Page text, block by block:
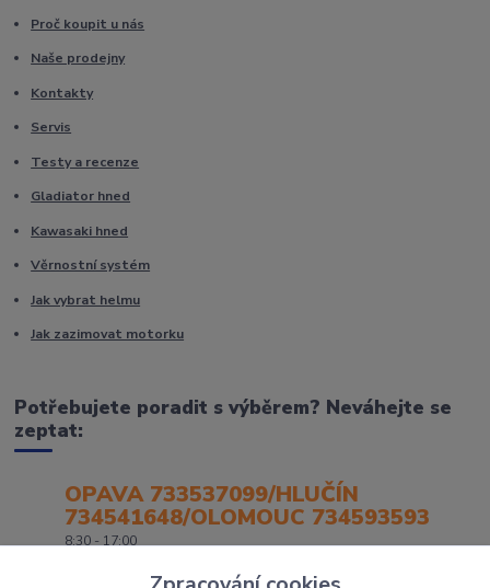
Proč koupit u nás
Naše prodejny
Kontakty
Servis
Testy a recenze
Gladiator hned
Kawasaki hned
Věrnostní systém
Jak vybrat helmu
Jak zazimovat motorku
Potřebujete poradit s výběrem? Neváhejte se
zeptat:
OPAVA 733537099/HLUČÍN
734541648/OLOMOUC 734593593
8:30 - 17:00